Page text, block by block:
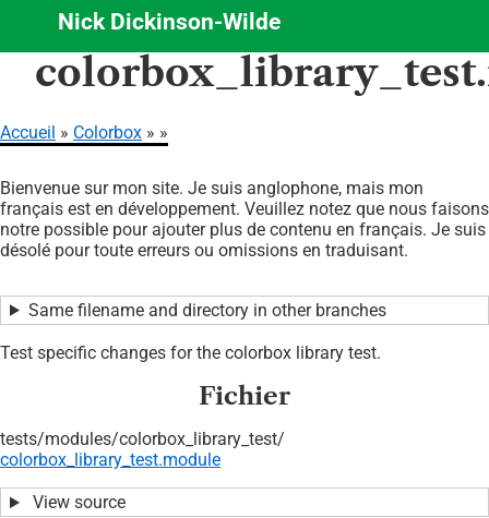
Aller
principal
Nick Dickinson-Wilde
d'Ariane
Accueil Colorbox
Bienvenue sur mon site. Je suis anglophone, mais mon
français est en développement. Veuillez notez que nous faisons
notre possible pour ajouter plus de contenu en français. Je suis
désolé pour toute erreurs ou omissions en traduisant.
Same filename and directory in other branches
Test specific changes for the colorbox library test.
Fichier
tests/modules/colorbox_library_test/
colorbox_library_test.module
View source